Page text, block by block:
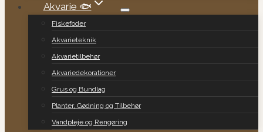
Akvarie 🐟
Fiskefoder
Akvarieteknik
Akvarietilbehør
Akvariedekorationer
Grus og Bundlag
Planter, Gødning og Tilbehør
Vandpleje og Rengøring